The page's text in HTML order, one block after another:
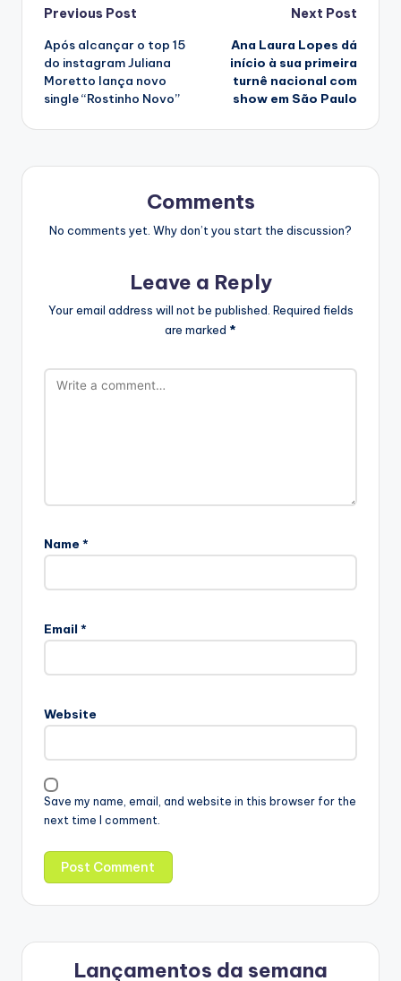
Post
navigation
Previous Post
Após alcançar o top 15
do instagram Juliana
Moretto lança novo
single “Rostinho Novo”
Next Post
Ana Laura Lopes dá
início à sua primeira
turnê nacional com
show em São Paulo
Comments
No comments yet. Why don’t you start the discussion?
Leave a Reply
Your email address will not be published. Required fields
are marked *
Name *
Email *
Website
Save my name, email, and website in this browser for the
next time I comment.
Lançamentos da semana